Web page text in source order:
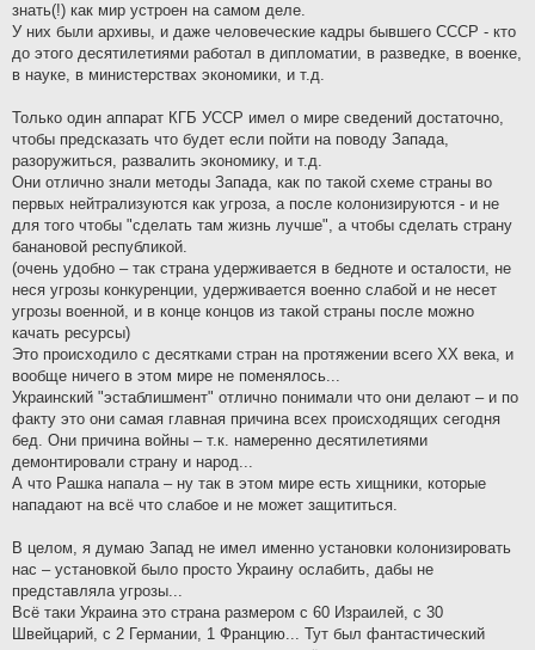
знать(!) как мир устроен на самом деле.
У них были архивы, и даже человеческие кадры бывшего СССР - кто
до этого десятилетиями работал в дипломатии, в разведке, в военке,
в науке, в министерствах экономики, и т.д.
Только один аппарат КГБ УССР имел о мире сведений достаточно,
чтобы предсказать что будет если пойти на поводу Запада,
разоружиться, развалить экономику, и т.д.
Они отлично знали методы Запада, как по такой схеме страны во
первых нейтрализуются как угроза, а после колонизируются - и не
для того чтобы "сделать там жизнь лучше", а чтобы сделать страну
банановой республикой.
(очень удобно – так страна удерживается в бедноте и осталости, не
неся угрозы конкуренции, удерживается военно слабой и не несет
угрозы военной, и в конце концов из такой страны после можно
качать ресурсы)
Это происходило с десятками стран на протяжении всего XX века, и
вообще ничего в этом мире не поменялось...
Украинский "эстаблишмент" отлично понимали что они делают – и по
факту это они самая главная причина всех происходящих сегодня
бед. Они причина войны – т.к. намеренно десятилетиями
демонтировали страну и народ...
А что Рашка напала – ну так в этом мире есть хищники, которые
нападают на всё что слабое и не может защититься.
В целом, я думаю Запад не имел именно установки колонизировать
нас – установкой было просто Украину ослабить, дабы не
представляла угрозы...
Всё таки Украина это страна размером с 60 Израилей, с 30
Швейцарий, с 2 Германии, 1 Францию... Тут был фантастический